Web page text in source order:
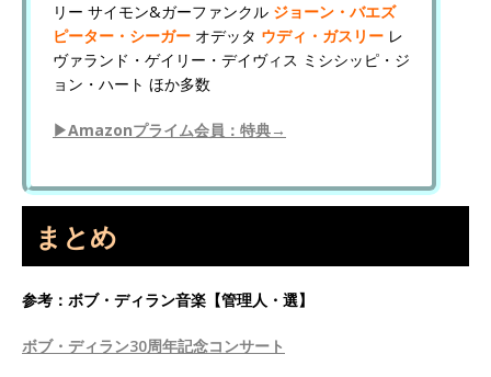
リー サイモン&ガーファンクル ジョーン・バエズ
ピーター・シーガー オデッタ ウディ・ガスリー レ
ヴァランド・ゲイリー・デイヴィス ミシシッピ・ジ
ョン・ハート ほか多数
▶Amazonプライム会員：特典→
まとめ
参考：ボブ・ディラン音楽【管理人・選】
ボブ・ディラン30周年記念コンサート